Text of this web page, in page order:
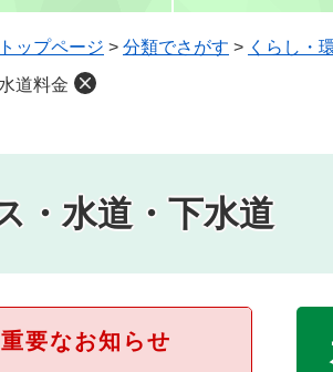
トップページ > 分類でさがす > くらし・
水道料金
・水道・下水道
重要なお知らせ